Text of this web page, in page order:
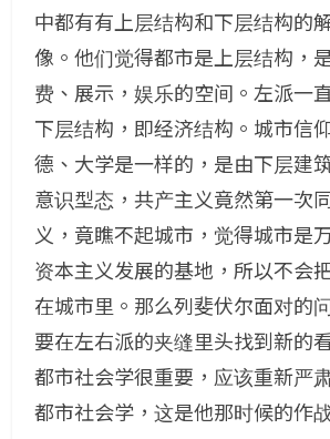
中都有有上层结构和下层结构的
像。他们觉得都市是上层结构，
费、展示，娱乐的空间。左派一
下层结构，即经济结构。城市信
德、大学是一样的，是由下层建
意识型态，共产主义竟然第一次
义，竟瞧不起城市，觉得城市是
资本主义发展的基地，所以不会
在城市里。那么列斐伏尔面对的
要在左右派的夹缝里头找到新的
都市社会学很重要，应该重新严
都市社会学，这是他那时候的作